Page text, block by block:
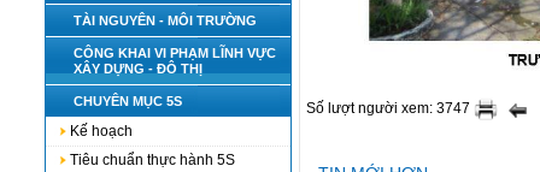
TÀI NGUYÊN - MÔI TRƯỜNG
CÔNG KHAI VI PHẠM LĨNH VỰC
XÂY DỰNG - ĐÔ THỊ
CHUYÊN MỤC 5S
Kế hoạch
Tiêu chuẩn thực hành 5S
Số lượt người xem: 3747